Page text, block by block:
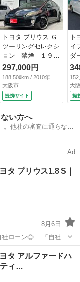
トヨタ プリウス Ｇ
ツーリングセレクシ
ョン 禁煙 １９イ
ンチアルミ ＬＥＤ
ヘッドライト フル
セグナビ Ｂｌｕｅ
ｔｏｏｔｈオーディ
オ バックカメラ
クルーズコントロー
ル スマートキー
（検9.5）
297,000円
188,500km / 2010年
大阪市
提携サイト
ト
イ
ダ
ハ
ビ
ー
大
提
い方へ
他社の審査に通らなか
Ad
タ プリウス1.8 S｜
8月6日
◎｜ 「自社ロ
ございます💡 ⚠当
リンクからのみ受
タ アルファードハ
ティ…